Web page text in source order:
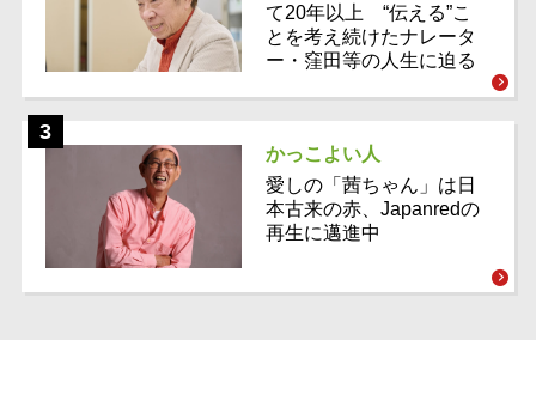
て20年以上 “伝える”こ
とを考え続けたナレータ
ー・窪田等の人生に迫る
かっこよい人
愛しの「茜ちゃん」は日
本古来の赤、Japanredの
再生に邁進中